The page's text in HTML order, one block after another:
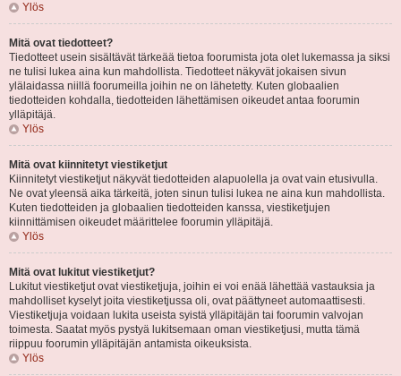
Ylös
Mitä ovat tiedotteet?
Tiedotteet usein sisältävät tärkeää tietoa foorumista jota olet lukemassa ja siksi
ne tulisi lukea aina kun mahdollista. Tiedotteet näkyvät jokaisen sivun
ylälaidassa niillä foorumeilla joihin ne on lähetetty. Kuten globaalien
tiedotteiden kohdalla, tiedotteiden lähettämisen oikeudet antaa foorumin
ylläpitäjä.
Ylös
Mitä ovat kiinnitetyt viestiketjut
Kiinnitetyt viestiketjut näkyvät tiedotteiden alapuolella ja ovat vain etusivulla.
Ne ovat yleensä aika tärkeitä, joten sinun tulisi lukea ne aina kun mahdollista.
Kuten tiedotteiden ja globaalien tiedotteiden kanssa, viestiketjujen
kiinnittämisen oikeudet määrittelee foorumin ylläpitäjä.
Ylös
Mitä ovat lukitut viestiketjut?
Lukitut viestiketjut ovat viestiketjuja, joihin ei voi enää lähettää vastauksia ja
mahdolliset kyselyt joita viestiketjussa oli, ovat päättyneet automaattisesti.
Viestiketjuja voidaan lukita useista syistä ylläpitäjän tai foorumin valvojan
toimesta. Saatat myös pystyä lukitsemaan oman viestiketjusi, mutta tämä
riippuu foorumin ylläpitäjän antamista oikeuksista.
Ylös